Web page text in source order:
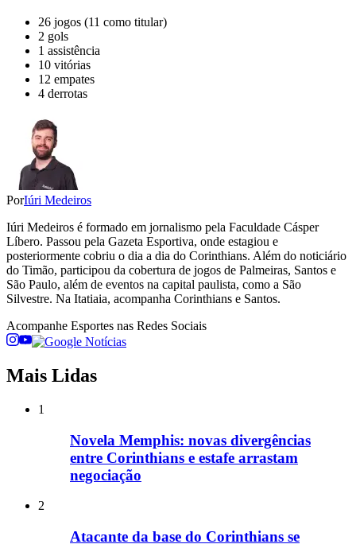
26 jogos (11 como titular)
2 gols
1 assistência
10 vitórias
12 empates
4 derrotas
PorIúri Medeiros
Iúri Medeiros é formado em jornalismo pela Faculdade Cásper
Líbero. Passou pela Gazeta Esportiva, onde estagiou e
posteriormente cobriu o dia a dia do Corinthians. Além do noticiário
do Timão, participou da cobertura de jogos de Palmeiras, Santos e
São Paulo, além de eventos na capital paulista, como a São
Silvestre. Na Itatiaia, acompanha Corinthians e Santos.
Acompanhe Esportes nas Redes Sociais
Mais Lidas
1
Novela Memphis: novas divergências
entre Corinthians e estafe arrastam
negociação
2
Atacante da base do Corinthians se